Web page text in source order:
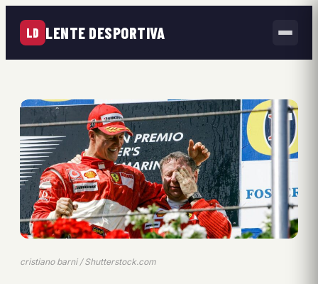
LD LENTE DESPORTIVA
cristiano barni / Shutterstock.com